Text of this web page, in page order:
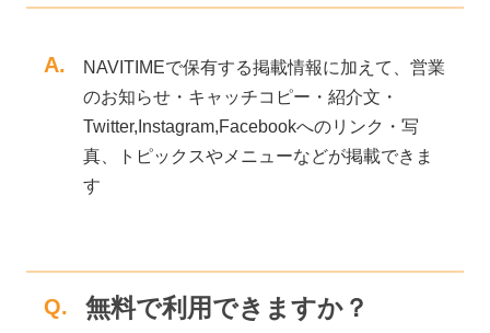
A.
NAVITIMEで保有する掲載情報に加えて、営業
のお知らせ・キャッチコピー・紹介文・
Twitter,Instagram,Facebookへのリンク・写
真、トピックスやメニューなどが掲載できま
す
Q. 無料で利用できますか？